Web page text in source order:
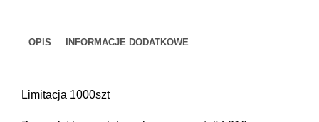
PHASE
OPIS INFORMACJE DODATKOWE
Limitacja 1000szt